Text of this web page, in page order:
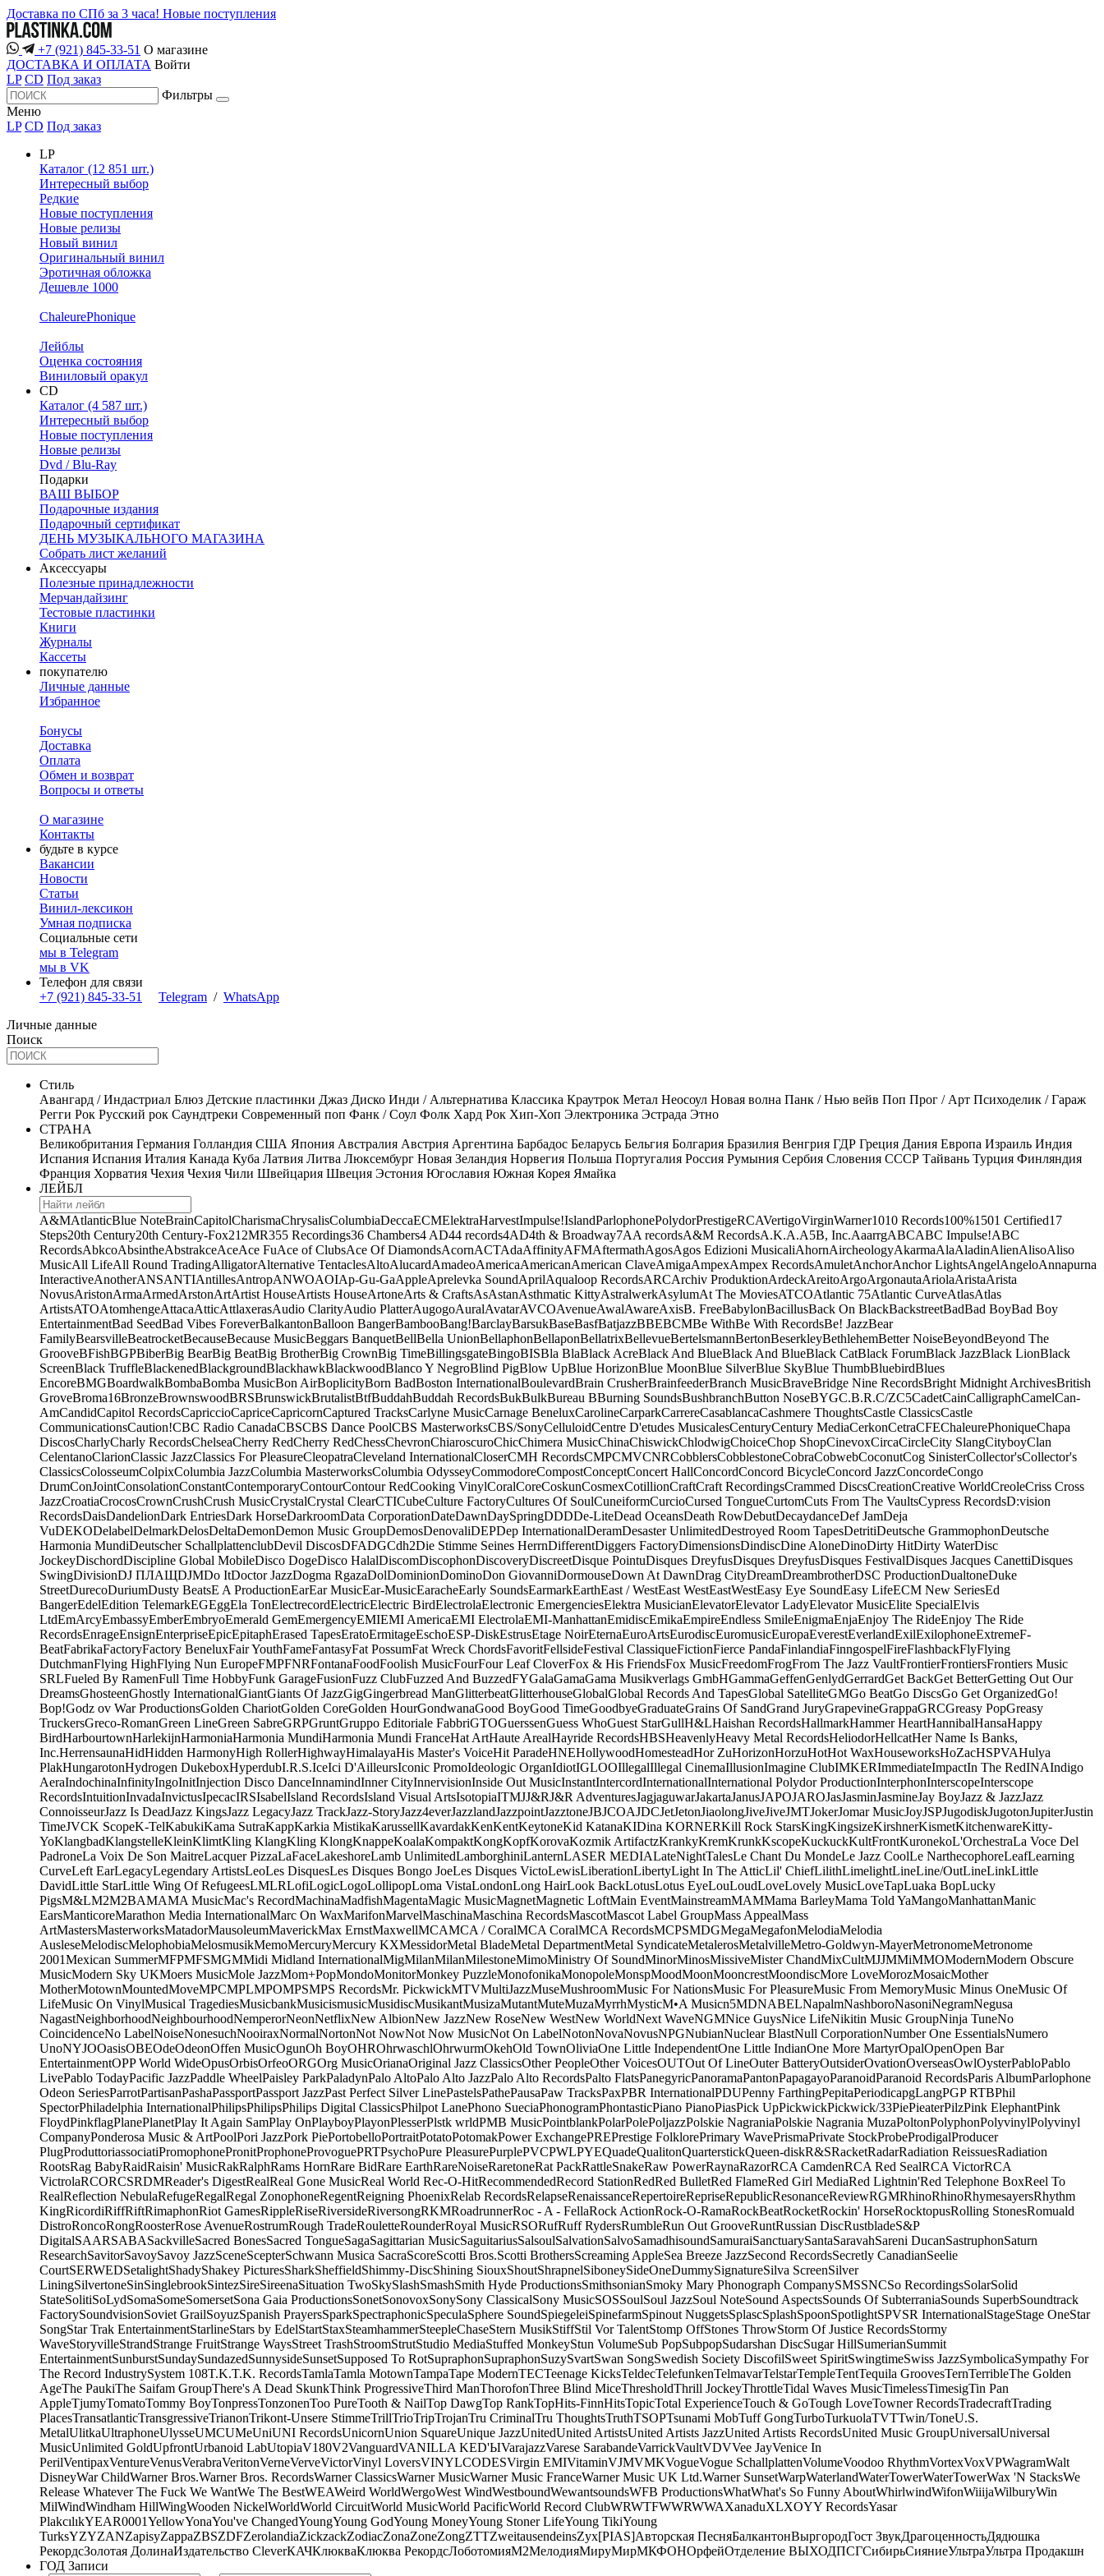
Доставка по СПб за 3 часа! Новые поступления
+7 (921) 845-33-51 О магазине
ДОСТАВКА И ОПЛАТА Войти
LP CD Под заказ
Фильтры
Меню
LP CD Под заказ
LP
Каталог (12 851 шт.)
Интересный выбор
Редкие
Новые поступления
Новые релизы
Новый винил
Оригинальный винил
Эротичная обложка
Дешевле 1000
ChaleurePhonique
Лейблы
Оценка состояния
Виниловый оракул
CD
Каталог (4 587 шт.)
Интересный выбор
Новые поступления
Новые релизы
Dvd / Blu-Ray
Подарки
ВАШ ВЫБОР
Подарочные издания
Подарочный сертификат
ДЕНЬ МУЗЫКАЛЬНОГО МАГАЗИНА
Собрать лист желаний
Аксессуары
Полезные принадлежности
Мерчандайзинг
Тестовые пластинки
Книги
Журналы
Кассеты
покупателю
Личные данные
Избранное
Бонусы
Доставка
Оплата
Обмен и возврат
Вопросы и ответы
О магазине
Контакты
будьте в курсе
Вакансии
Новости
Статьи
Винил-лексикон
Умная подписка
Социальные сети
мы в Telegram
мы в VK
Телефон для связи
+7 (921) 845-33-51
Telegram / WhatsApp
Личные данные
Поиск
Стиль
Авангард / Индастриал Блюз Детские пластинки Джаз Диско Инди / Альтернатива Классика Краутрок Метал Неосоул Новая волна Панк / Нью вейв Поп Прог / Арт Психоделик / Гараж
Регги Рок Русский рок Саундтреки Современный поп Фанк / Соул Фолк Хард Рок Хип-Хоп Электроника Эстрада Этно
СТРАНА
Великобритания Германия Голландия США Япония Австралия Австрия Аргентина Барбадос Беларусь Бельгия Болгария Бразилия Венгрия ГДР Греция Дания Европа Израиль Индия
Испания Испания Италия Канада Куба Латвия Литва Люксембург Новая Зеландия Норвегия Польша Португалия Россия Румыния Сербия Словения СССР Тайвань Турция Финляндия
Франция Хорватия Чехия Чехия Чили Швейцария Швеция Эстония Югославия Южная Корея Ямайка
ЛЕЙБЛ
A&MAtlanticBlue NoteBrainCapitolCharismaChrysalisColumbiaDeccaECMElektraHarvestImpulse!IslandParlophonePolydorPrestigeRCAVertigoVirginWarner1010 Records100%1501 Certified17
Steps20th Century20th Century-Fox21 2MR355 Recordings36 Chambers4 AD44 records4AD4th & Broadway7AA recordsA&M RecordsA.K.A.A5B, Inc.AaarrgABCABC Impulse!ABC
RecordsAbkcoAbsintheAbstrakceAceAce FuAce of ClubsAce Of DiamondsAcornACTAdaAffinityAFMAftermathAgosAgos Edizioni MusicaliAhornAircheologyAkarmaAlaAladinAlienAlisoAliso
MusicAll LifeAll Round TradingAlligatorAlternative TentaclesAltoAlucardAmadeoAmericaAmericanAmerican ClaveAmigaAmpexAmpex RecordsAmuletAnchorAnchor LightsAngelAngeloAnnapurna
InteractiveAnotherANSANTIAntillesAntropANWOAOIAp-Gu-GaAppleAprelevka SoundAprilAqualoop RecordsARCArchiv ProduktionArdeckAreitoArgoArgonautaAriolaAristaArista
NovusAristonArmaArmedArstonArtArtist HouseArtists HouseArtoneArts & CraftsAsAstanAsthmatic KittyAstralwerkAsylumAt The MoviesATCOAtlantic 75Atlantic CurveAtlasAtlas
ArtistsATOAtomhengeAttacaAtticAttlaxerasAudio ClarityAudio PlatterAugogoAuralAvatarAVCOAvenueAwalAwareAxisB. FreeBabylonBacillusBack On BlackBackstreetBadBad BoyBad Boy
EntertainmentBad SeedBad Vibes ForeverBalkantonBalloon BangerBambooBang!BarclayBarsukBaseBasfBatjazzBBEBCMBe WithBe With RecordsBe! JazzBear
FamilyBearsvilleBeatrocketBecauseBecause MusicBeggars BanquetBellBella UnionBellaphonBellaponBellatrixBellevueBertelsmannBertonBeserkleyBethlehemBetter NoiseBeyondBeyond The
GrooveBFishBGPBiberBig BearBig BeatBig BrotherBig CrownBig TimeBillingsgateBingoBISBla BlaBlack AcreBlack And BlueBlack And BlueBlack CatBlack ForumBlack JazzBlack LionBlack
ScreenBlack TruffleBlackenedBlackgroundBlackhawkBlackwoodBlanco Y NegroBlind PigBlow UpBlue HorizonBlue MoonBlue SilverBlue SkyBlue ThumbBluebirdBlues
EncoreBMGBoardwalkBombaBomba MusicBon AirBoplicityBorn BadBoston InternationalBoulevardBrain CrusherBrainfeederBranch MusicBraveBridge Nine RecordsBright Midnight ArchivesBritish
GroveBroma16BronzeBrownswoodBRSBrunswickBrutalistBtfBuddahBuddah RecordsBukBulkBureau BBurning SoundsBushbranchButton NoseBYGC.B.R.C/ZC5CadetCainCalligraphCamelCan-
AmCandidCapitol RecordsCapriccioCapriceCapricornCaptured TracksCarlyne MusicCarnage BeneluxCarolineCarparkCarrereCasablancaCashmere ThoughtsCastle ClassicsCastle
CommunicationsCaution!CBC Radio CanadaCBSCBS Dance PoolCBS MasterworksCBS/SonyCelluloidCentre D'etudes MusicalesCenturyCentury MediaCerkonCetraCFEChaleurePhoniqueChapa
DiscosCharlyCharly RecordsChelseaCherry RedCherry RedChessChevronChiaroscuroChicChimera MusicChinaChiswickChlodwigChoiceChop ShopCinevoxCircaCircleCity SlangCityboyClan
CelentanoClarionClassic JazzClassics For PleasureCleopatraCleveland InternationalCloserCMH RecordsCMPCMVCNRCobblersCobblestoneCobraCobwebCoconutCog SinisterCollector'sCollector's
ClassicsColosseumColpixColumbia JazzColumbia MasterworksColumbia OdysseyCommodoreCompostConceptConcert HallConcordConcord BicycleConcord JazzConcordeCongo
DrumConJointConsolationConstantContemporaryContourContour RedCooking VinylCoralCoreCoskunCosmexCotillionCraftCraft RecordingsCrammed DiscsCreationCreative WorldCreoleCriss Cross
JazzCroatiaCrocosCrownCrushCrush MusicCrystalCrystal ClearCTICubeCulture FactoryCultures Of SoulCuneiformCurcioCursed TongueCurtomCuts From The VaultsCypress RecordsD:vision
RecordsDaisDandelionDark EntriesDark HorseDarkroomData CorporationDateDawnDaySpringDDDDe-LiteDead OceansDeath RowDebutDecaydanceDef JamDeja
VuDEKODelabelDelmarkDelosDeltaDemonDemon Music GroupDemosDenovaliDEPDep InternationalDeramDesaster UnlimitedDestroyed Room TapesDetritiDeutsche GrammophonDeutsche
Harmonia MundiDeutscher SchallplattenclubDevil DiscosDFADGCdh2Die Stimme Seines HerrnDifferentDiggers FactoryDimensionsDindiscDine AloneDinoDirty HitDirty WaterDisc
JockeyDischordDiscipline Global MobileDisco DogeDisco HalalDiscomDiscophonDiscoveryDiscreetDisque PointuDisques DreyfusDisques DreyfusDisques FestivalDisques Jacques CanettiDisques
SwingDivisionDJ ПЛАЩDJMDo ItDoctor JazzDogma RgazaDolDominionDominoDon GiovanniDormouseDown At DawnDrag CityDreamDreambrotherDSC ProductionDualtoneDuke
StreetDurecoDuriumDusty BeatsE A ProductionEarEar MusicEar-MusicEaracheEarly SoundsEarmarkEarthEast / WestEast WestEastWestEasy Eye SoundEasy LifeECM New SeriesEd
BangerEdelEdition TelemarkEGEggEla TonElectrecordElectricElectric BirdElectrolaElectronic EmergenciesElektra MusicianElevatorElevator LadyElevator MusicElite SpecialElvis
LtdEmArcyEmbassyEmberEmbryoEmerald GemEmergencyEMIEMI AmericaEMI ElectrolaEMI-ManhattanEmidiscEmikaEmpireEndless SmileEnigmaEnjaEnjoy The RideEnjoy The Ride
RecordsEnrageEnsignEnterpriseEpicEpitaphErased TapesEratoErmitageEschoESP-DiskEstrusEtage NoirEternaEuroArtsEurodiscEuromusicEuropaEverestEverlandExilExilophoneExtremeF-
BeatFabrikaFactoryFactory BeneluxFair YouthFameFantasyFat PossumFat Wreck ChordsFavoritFellsideFestival ClassiqueFictionFierce PandaFinlandiaFinngospelFireFlashbackFlyFlying
DutchmanFlying HighFlying Nun EuropeFMPFNRFontanaFoodFoolish MusicFourFour Leaf CloverFox & His FriendsFox MusicFreedomFrogFrom The Jazz VaultFrontierFrontiersFrontiers Music
SRLFueled By RamenFull Time HobbyFunk GarageFusionFuzz ClubFuzzed And BuzzedFYGalaGamaGama Musikverlags GmbHGammaGeffenGenlydGerrardGet BackGet BetterGetting Out Our
DreamsGhosteenGhostly InternationalGiantGiants Of JazzGigGingerbread ManGlitterbeatGlitterhouseGlobalGlobal Records And TapesGlobal SatelliteGMGo BeatGo DiscsGo Get OrganizedGo!
Bop!Godz ov War ProductionsGolden ChariotGolden CoreGolden HourGondwanaGood BoyGood TimeGoodbyeGraduateGrains Of SandGrand JuryGrapevineGrappaGRCGreasy PopGreasy
TruckersGreco-RomanGreen LineGreen SabreGRPGruntGruppo Editoriale FabbriGTOGuerssenGuess WhoGuest StarGullH&LHaishan RecordsHallmarkHammer HeartHannibalHansaHappy
BirdHarbourtownHarlekijnHarmoniaHarmonia MundiHarmonia Mundi FranceHat ArtHaute ArealHayride RecordsHBSHeavenlyHeavy Metal RecordsHeliodorHellcatHer Name Is Banks,
Inc.HerrensaunaHidHidden HarmonyHigh RollerHighwayHimalayaHis Master's VoiceHit ParadeHNEHollywoodHomesteadHor ZuHorizonHorzuHotHot WaxHouseworksHoZacHSPVAHulya
PlakHungarotonHydrogen DukeboxHyperdubI.R.S.IceIci D'AilleursIconic PromoIdeologic OrganIdiotIGLOOIllegalIllegal CinemaIllusionImagine ClubIMKERImmediateImpactIn The RedINAIndigo
AeraIndochinaInfinityIngoInitInjection Disco DanceInnamindInner CityInnervisionInside Out MusicInstantIntercordInternationalInternational Polydor ProductionInterphonInterscopeInterscope
RecordsIntuitionInvadaInvictusIpecacIRSIsabelIsland RecordsIsland Visual ArtsIsotopiaITMJJ&RJ&R AdventuresJagjaguwarJakartaJanusJAPOJAROJasJasminJasmineJay BoyJazz & JazzJazz
ConnoisseurJazz Is DeadJazz KingsJazz LegacyJazz TrackJazz-StoryJazz4everJazzlandJazzpointJazztoneJBJCOAJDCJetJetonJiaolongJiveJiveJMTJokerJomar MusicJoyJSPJugodiskJugotonJupiterJustin
TimeJVCK ScopeK-TelKabukiKama SutraKappKarkia MistikaKarussellKavardakKenKentKeytoneKid KatanaKIDina KORNERKill Rock StarsKingKingsizeKirshnerKismetKitchenwareKitty-
YoKlangbadKlangstelleKleinKlimtKling KlangKling KlongKnappeKoalaKompaktKongKopfKorovaKozmik ArtifactzKrankyKremKrunkKscopeKuckuckKultFrontKuronekoL'OrchestraLa Voce Del
PadroneLa Voix De Son MaitreLacquer PizzaLaFaceLakeshoreLamb UnlimitedLamborghiniLanternLASER MEDIALateNightTalesLe Chant Du MondeLe Jazz CoolLe NarthecophoreLeafLearning
CurveLeft EarLegacyLegendary ArtistsLeoLes DisquesLes Disques Bongo JoeLes Disques VictoLewisLiberationLibertyLight In The AtticLil' ChiefLilithLimelightLineLine/OutLineLinkLittle
DavidLittle StarLittle Wing Of RefugeesLMLRLofiLogicLogoLollipopLoma VistaLondonLong HairLook BackLotusLotus EyeLouLoudLoveLovely MusicLoveTapLuaka BopLucky
PigsM&LM2M2BAMAMA MusicMac's RecordMachinaMadfishMagentaMagic MusicMagnetMagnetic LoftMain EventMainstreamMAMMama BarleyMama Told YaMangoManhattanManic
EarsManticoreMarathon Media InternationalMarc On WaxMarifonMarvelMaschinaMaschina RecordsMascotMascot Label GroupMass AppealMass
ArtMastersMasterworksMatadorMausoleumMaverickMax ErnstMaxwellMCAMCA / CoralMCA CoralMCA RecordsMCPSMDGMegaMegafonMelodiaMelodia
AusleseMelodiscMelophobiaMelosmusikMemoMercuryMercury KXMessidorMetal BladeMetal DepartmentMetal SyndicateMetalerosMetalvilleMetro-Goldwyn-MayerMetronomeMetronome
2001Mexican SummerMFPMFSMGMMidi Midland InternationalMigMilanMilanMilestoneMimoMinistry Of SoundMinorMinosMissiveMister ChandMixCultMJJMMiMMOModernModern Obscure
MusicModern Sky UKMoers MusicMole JazzMom+PopMondoMonitorMonkey PuzzleMonofonikaMonopoleMonspMoodMoonMooncrestMoondiscMore LoveMorozMosaicMother
MotherMotownMountedMoveMPCMPLMPOMPSMPS RecordsMr. PickwickMTVMultiJazzMuseMushroomMusic For NationsMusic For PleasureMusic From MemoryMusic Minus OneMusic Of
LifeMusic On VinylMusical TragediesMusicbankMusicismusicMusidiscMusikantMusizaMutantMuteMuzaMyrrhMysticM•A Musicn5MDNABELNapalmNashboroNasoniNegramNegusa
NagastNeighborhoodNeighbourhoodNemperorNeonNetflixNew AlbionNew JazzNew RoseNew WestNew WorldNext WaveNGMNice GuysNice LifeNikitin Music GroupNinja TuneNo
CoincidenceNo LabelNoiseNonesuchNooiraxNormalNortonNot NowNot Now MusicNot On LabelNotonNovaNovusNPGNubianNuclear BlastNull CorporationNumber One EssentialsNumero
UnoNYJOOasisOBEOdeOdeonOffen MusicOgunOh BoyOHROhrwaschlOhrwurmOkehOld TownOliviaOne Little IndependentOne Little IndianOne More MartyrOpalOpenOpen Bar
EntertainmentOPP World WideOpusOrbisOrfeoORGOrg MusicOrianaOriginal Jazz ClassicsOther PeopleOther VoicesOUTOut Of LineOuter BatteryOutsiderOvationOverseasOwlOysterPabloPablo
LivePablo TodayPacific JazzPaddle WheelPaisley ParkPaladynPalo AltoPalo Alto JazzPalo Alto RecordsPalto FlatsPanegyricPanoramaPantonPapagayoParanoidParanoid RecordsParis AlbumParlophone
Odeon SeriesParrotPartisanPashaPassportPassport JazzPast Perfect Silver LinePastelsPathePausaPaw TracksPaxPBR InternationalPDUPenny FarthingPepitaPeriodicapgLangPGP RTBPhil
SpectorPhiladelphia InternationalPhilipsPhilipsPhilips Digital ClassicsPhilpot LanePhono SueciaPhonogramPhontasticPiano PianoPiasPick UpPickwickPickwick/33PiePieaterPilzPink ElephantPink
FloydPinkflagPlanePlanetPlay It Again SamPlay OnPlayboyPlayonPlesserPlstk wrldPMB MusicPointblankPolarPolePoljazzPolskie NagraniaPolskie Nagrania MuzaPoltonPolyphonPolyvinylPolyvinyl
CompanyPonderosa Music & ArtPoolPori JazzPork PiePortobelloPortraitPotatoPotomakPower ExchangePREPrestige FolklorePrimary WavePrismaPrivate StockProbeProdigalProducer
PlugProduttoriassociatiPromophonePronitProphoneProvoguePRTPsychoPure PleasurePurplePVCPWLPYEQuadeQualitonQuarterstickQueen-diskR&SRacketRadarRadiation ReissuesRadiation
RootsRag BabyRaidRaisin' MusicRakRalphRams HornRare BidRare EarthRareNoiseRaretoneRat PackRattleSnakeRaw PowerRaynaRazorRCA CamdenRCA Red SealRCA VictorRCA
VictrolaRCORCSRDMReader's DigestRealReal Gone MusicReal World Rec-O-HitRecommendedRecord StationRedRed BulletRed FlameRed Girl MediaRed Lightnin'Red Telephone BoxReel To
RealReflection NebulaRefugeRegalRegal ZonophoneRegentReigning PhoenixRelab RecordsRelapseRenaissanceRepertoireRepriseRepublicResonanceReviewRGMRhinoRhinoRhymesayersRhythm
KingRicordiRiffRiftRimaphonRiot GamesRippleRiseRiversideRiversongRKMRoadrunnerRoc - A - FellaRock ActionRock-O-RamaRockBeatRocketRockin' HorseRocktopusRolling StonesRomuald
DistroRoncoRongRoosterRose AvenueRostrumRough TradeRouletteRounderRoyal MusicRSORufRuff RydersRumbleRun Out GrooveRuntRussian DiscRustbladeS&P
DigitalSAARSABASackvilleSacred BonesSacred TongueSagaSagittarian MusicSaguitariusSalsoulSalvationSalvoSamadhisoundSamuraiSanctuarySantaSaravahSareni DucanSastruphonSaturn
ResearchSavitorSavoySavoy JazzSceneScepterSchwann Musica SacraScoreScotti Bros.Scotti BrothersScreaming AppleSea Breeze JazzSecond RecordsSecretly CanadianSeelie
CourtSERWEDSetalightShadyShakey PicturesSharkSheffieldShimmy-DiscShining SiouxShoutShrapnelSiboneySideOneDummySignatureSilva ScreenSilver
LiningSilvertoneSinSinglebrookSintezSireSireenaSituation TwoSkySlashSmashSmith Hyde ProductionsSmithsonianSmoky Mary Phonograph CompanySMSSNCSo RecordingsSolarSolid
StateSolitiSoLydSomaSomeSomersetSona Gaia ProductionsSonetSonovoxSonySony ClassicalSony MusicSOSSoulSoul JazzSoul NoteSound AspectsSounds Of SubterraniaSounds SuperbSoundtrack
FactorySoundvisionSoviet GrailSoyuzSpanish PrayersSparkSpectraphonicSpeculaSphere SoundSpiegeleiSpinefarmSpinout NuggetsSplascSplashSpoonSpotlightSPVSR InternationalStageStage OneStar
SongStar Trak EntertainmentStarlineStars by EdelStartStaxSteamhammerSteepleChaseStern MusikStiffStil Vor TalentStomp OffStones ThrowStorm Of Justice RecordsStormy
WaveStoryvilleStrandStrange FruitStrange WaysStreet TrashStroomStrutStudio MediaStuffed MonkeyStun VolumeSub PopSubpopSudarshan DiscSugar HillSumerianSummit
EntertainmentSunburstSundaySundazedSunnysideSunsetSupposed To RotSupraphonSupraphonSuzySvartSwan SongSwedish Society DiscofilSweet SpiritSwingtimeSwiss JazzSymbolicaSympathy For
The Record IndustrySystem 108T.K.T.K. RecordsTamlaTamla MotownTampaTape ModernTECTeenage KicksTeldecTelefunkenTelmavarTelstarTempleTentTequila GroovesTernTerribleThe Golden
AgeThe PaukiThe Saifam GroupThere's A Dead SkunkThink ProgressiveThird ManThorofonThree Blind MiceThresholdThrill JockeyThrottleTidal Waves MusicTimelessTimesigTin Pan
AppleTjumyTomatoTommy BoyTonpressTonzonenToo PureTooth & NailTop DawgTop RankTopHits-FinnHitsTopicTotal ExperienceTouch & GoTough LoveTowner RecordsTradecraftTrading
PlacesTransatlanticTransgressiveTrianonTrikont-Unsere StimmeTrillTrioTripTrojanTru CriminalTru ThoughtsTruthTSOPTsunami MobTuff GongTurboTurkuolaTVTTwin/ToneU.S.
MetalUlitkaUltraphoneUlysseUMCUMeUniUNI RecordsUnicornUnion SquareUnique JazzUnitedUnited ArtistsUnited Artists JazzUnited Artists RecordsUnited Music GroupUniversalUniversal
MusicUnlimited GoldUpfrontUrbanoid LabUtopiaV180V2VanguardVANILLA KED'ЫVarajazzVarese SarabandeVarrickVaultVDVVee JayVenice In
PerilVentipaxVentureVenusVerabraVeritonVerneVerveVictorVinyl LoversVINYLCODESVirgin EMIVitaminVJMVMKVogueVogue SchallplattenVolumeVoodoo RhythmVortexVoxVPWagramWalt
DisneyWar ChildWarner Bros.Warner Bros. RecordsWarner ClassicsWarner MusicWarner Music FranceWarner Music UK Ltd.Warner SunsetWarpWaterlandWaterTowerWaterTowerWax 'N StacksWe
Release Whatever The Fuck We WantWe The BestWEAWeird WorldWergoWest WindWestboundWewantsoundsWFB ProductionsWhatWhat's So Funny AboutWhirlwindWifonWiiijaWilburyWin
MilWindWindham HillWingWooden NickelWorldWorld CircuitWorld MusicWorld PacificWorld Record ClubWRWTFWWRWWAXanaduXLXOYY RecordsYasar
PlakcılıkYEAR0001YellowYonaYou've ChangedYoungYoung GodYoung MoneyYoung Stoner LifeYoung TikiYoung
TurksYZYZANZapisyZappaZBSZDFZerolandiaZickzackZodiacZonaZoneZongZTTZweitausendeinsZyx[PIAS]Авторская ПесняБалкантонВыргородГост ЗвукДрагоценностьДядюшка
РекордсЗолотая ДолинаИздательство CleverКАЧКлюкваКлюква РекордсЛоботомияМ2МелодияМируМирМКФОНОрфейОтделение ВЫХОДПСГСибирьСияниеУльтраУльтра Продакшн
ГОД Записи